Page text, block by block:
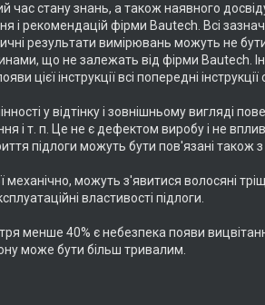
час стану знань, а також наявного
і рекомендацій фірми Bautech. Всі
результати вимірювань можуть не
що не залежать від фірми Bautech.
цієї інструкції всі попередні
у відтінку і зовнішньому вигляді
і т. п. Це не є дефектом виробу і не
підлоги можуть бути пов'язані також
механічно, можуть з'явитися волосяні
властивості підлоги.
менше 40% є небезпека появи
може бути більш тривалим.